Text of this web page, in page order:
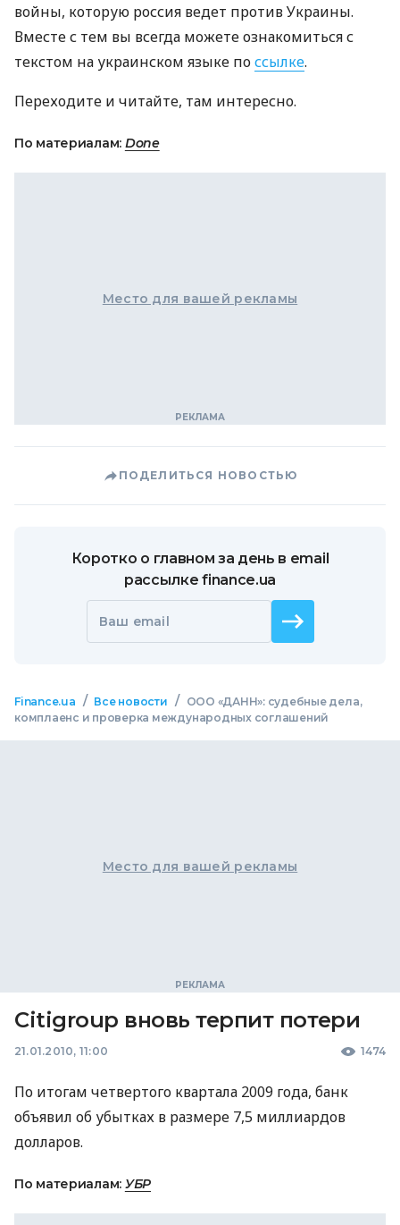
войны, которую россия ведет против Украины.
Вместе с тем вы всегда можете ознакомиться с
текстом на украинском языке поссылке.
Переходите и читайте, там интересно.
По материалам: Done
Место для вашей рекламы
ПОДЕЛИТЬСЯ НОВОСТЬЮ
Коротко о главном за день в email
рассылке finance.ua
Ваш email
Finance.ua / Все новости /
ООО «ДАНН»: судебные дела,
комплаенс и проверка международных соглашений
Место для вашей рекламы
Citigroup вновь терпит потери
21.01.2010, 11:00 1474
По итогам четвертого квартала 2009 года, банк
объявил об убытках в размере 7,5 миллиардов
долларов.
По материалам: УБР